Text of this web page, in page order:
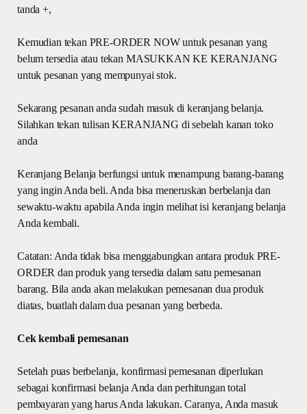
tanda +,
Kemudian tekan PRE-ORDER NOW untuk pesanan yang
belum tersedia atau tekan MASUKKAN KE KERANJANG
untuk pesanan yang mempunyai stok.
Sekarang pesanan anda sudah masuk di keranjang belanja.
Silahkan tekan tulisan KERANJANG di sebelah kanan toko
anda
Keranjang Belanja berfungsi untuk menampung barang-barang
yang ingin Anda beli. Anda bisa meneruskan berbelanja dan
sewaktu-waktu apabila Anda ingin melihat isi keranjang belanja
Anda kembali.
Catatan: Anda tidak bisa menggabungkan antara produk PRE-
ORDER dan produk yang tersedia dalam satu pemesanan
barang. Bila anda akan melakukan pemesanan dua produk
diatas, buatlah dalam dua pesanan yang berbeda.
Cek kembali pemesanan
Setelah puas berbelanja, konfirmasi pemesanan diperlukan
sebagai konfirmasi belanja Anda dan perhitungan total
pembayaran yang harus Anda lakukan. Caranya, Anda masuk